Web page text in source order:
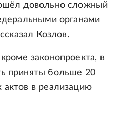
довольно сложный
органами
Козлов.
законопроекта, в
приняты больше 20
актов в реализацию